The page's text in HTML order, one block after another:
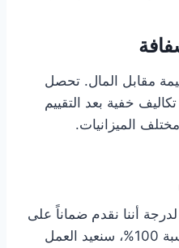
مقابل المال. تحصل
خفية بعد التقييم
الميزانيات.
أننا نقدم ضماناً على
الخدمة. إذا لم تكن راضياً بنسبة 100%، سنعيد العمل